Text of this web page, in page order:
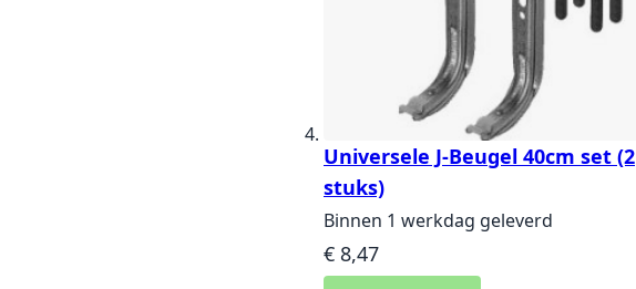
Universele J-Beugel 40cm set (2
stuks)
Binnen 1 werkdag geleverd
€ 8,47